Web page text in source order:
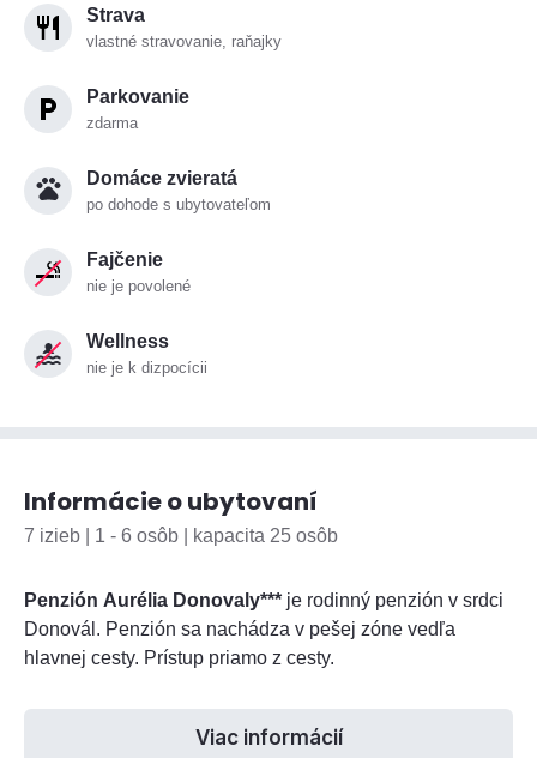
Strava
vlastné stravovanie, raňajky
Parkovanie
zdarma
Domáce zvieratá
po dohode s ubytovateľom
Fajčenie
nie je povolené
Wellness
nie je k dizpocícii
Informácie o ubytovaní
7 izieb | 1 - 6 osôb | kapacita 25 osôb
Penzión Aurélia Donovaly*** je rodinný penzión v srdci
Donovál. Penzión sa nachádza v pešej zóne vedľa
hlavnej cesty. Prístup priamo z cesty.
Viac informácií